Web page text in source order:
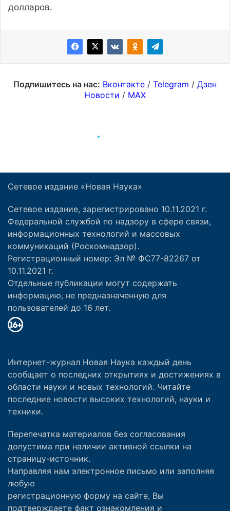
Сетевое издание «Новая Наука»
Сетевое издание, зарегистрировано 10.11.2021 г.
Федеральной службой по надзору в сфере связи,
информационных технологий и массовых
коммуникаций (Роскомнадзор).
Регистрационный номер: Эл № ФС77-82267 от
10.11.2021 г.
Отдельные публикации могут содержать
информацию, не предназначенную для
пользователей до 16 лет.
Интернет-журнал Новая Наука каждый день
сообщает о последних открытиях и достижениях в
области науки и новых технологий. Читайте
последние новости высоких технологий, науки и
техники.
Перепечатка материалов без согласования
допустима при наличии активной ссылки на
страницу-источник.
Направляя нам электронное письмо или заполняя
любую
регистрационную форму на сайте, Вы
подтверждаете факт ознакомления и